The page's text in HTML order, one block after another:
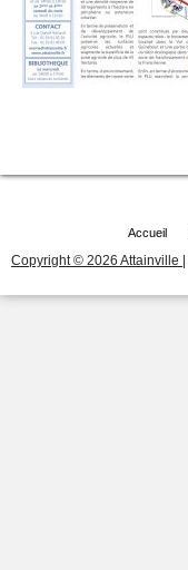
Accueil
Copyright © 2026 Attainville |